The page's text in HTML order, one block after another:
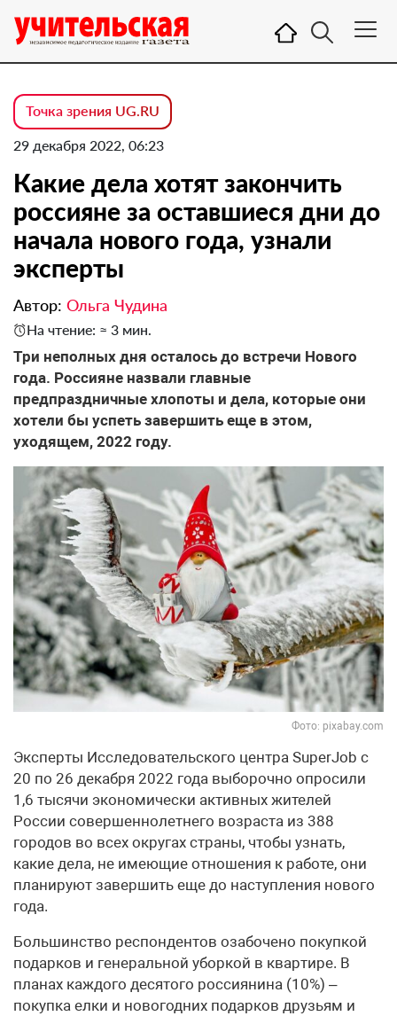
Точка зрения UG.RU
29 декабря 2022, 06:23
Какие дела хотят закончить
россияне за оставшиеся дни до
начала нового года, узнали
эксперты
Автор: Ольга Чудина
На чтение: ≈ 3 мин.
Три неполных дня осталось до встречи Нового
года. Россияне назвали главные
предпраздничные хлопоты и дела, которые они
хотели бы успеть завершить еще в этом,
уходящем, 2022 году.
Фото: pixabay.com
Эксперты Исследовательского центра SuperJob с
20 по 26 декабря 2022 года выборочно опросили
1,6 тысячи экономически активных жителей
России совершеннолетнего возраста из 388
городов во всех округах страны, чтобы узнать,
какие дела, не имеющие отношения к работе, они
планируют завершить еще до наступления нового
года.
Большинство респондентов озабочено покупкой
подарков и генеральной уборкой в квартире. В
планах каждого десятого россиянина (10%) –
покупка елки и новогодних подарков друзьям и